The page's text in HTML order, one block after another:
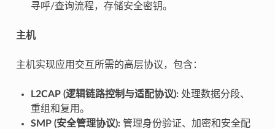
寻呼/查询流程，存储安全密钥。
主机
主机实现应用交互所需的高层协议，包含：
L2CAP (逻辑链路控制与适配协议):处理数据分段、
重组和复用。
SMP (安全管理协议):管理身份验证、加密和安全配